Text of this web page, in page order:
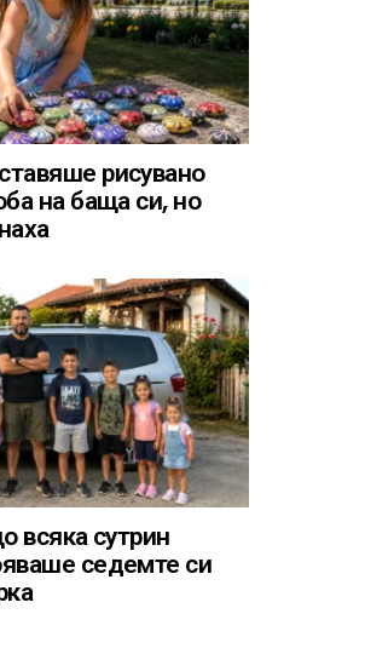
рисувано
на баща си, но
всяка сутрин
седемте си